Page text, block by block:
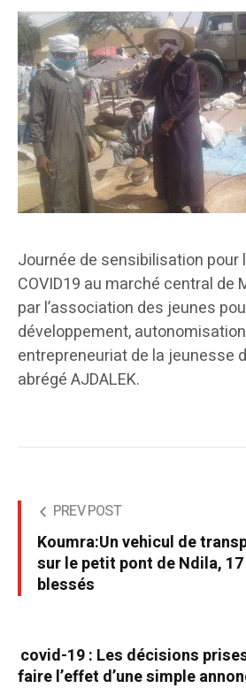
Journée de sensibilisation pour
COVID19 au marché central de
par l’association des jeunes
développement,
entrepreneuriat de la jeunesse
abrégé AJDALEK.
PREV POST
Koumra:Un vehicul de
sur le petit pont de Ndila,
blessés
covid-19 : Les décisions
faire l’effet d’une simple